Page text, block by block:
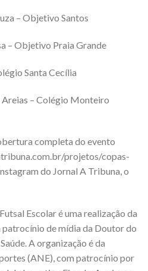
– Objetivo Santos
– Objetivo Praia Grande
Santa Cecília
– Colégio Monteiro
completa do evento
projetos/copas-
do Jornal A Tribuna, o
Escolar é uma realização da
de mídia da Doutor do
A organização é da
(ANE), com patrocínio por